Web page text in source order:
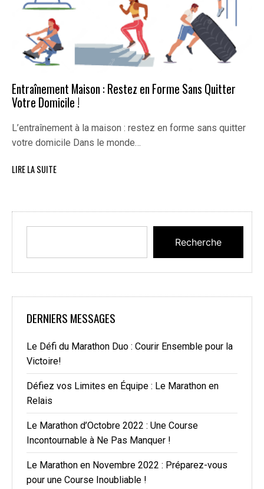
Entraînement Maison : Restez en Forme Sans Quitter
Votre Domicile !
L’entraînement à la maison : restez en forme sans quitter
votre domicile Dans le monde…
LIRE LA SUITE
Recherche
DERNIERS MESSAGES
Le Défi du Marathon Duo : Courir Ensemble pour la
Victoire!
Défiez vos Limites en Équipe : Le Marathon en
Relais
Le Marathon d’Octobre 2022 : Une Course
Incontournable à Ne Pas Manquer !
Le Marathon en Novembre 2022 : Préparez-vous
pour une Course Inoubliable !